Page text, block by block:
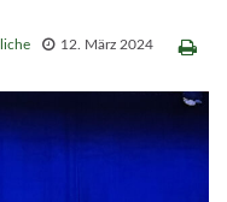
12. März 2024